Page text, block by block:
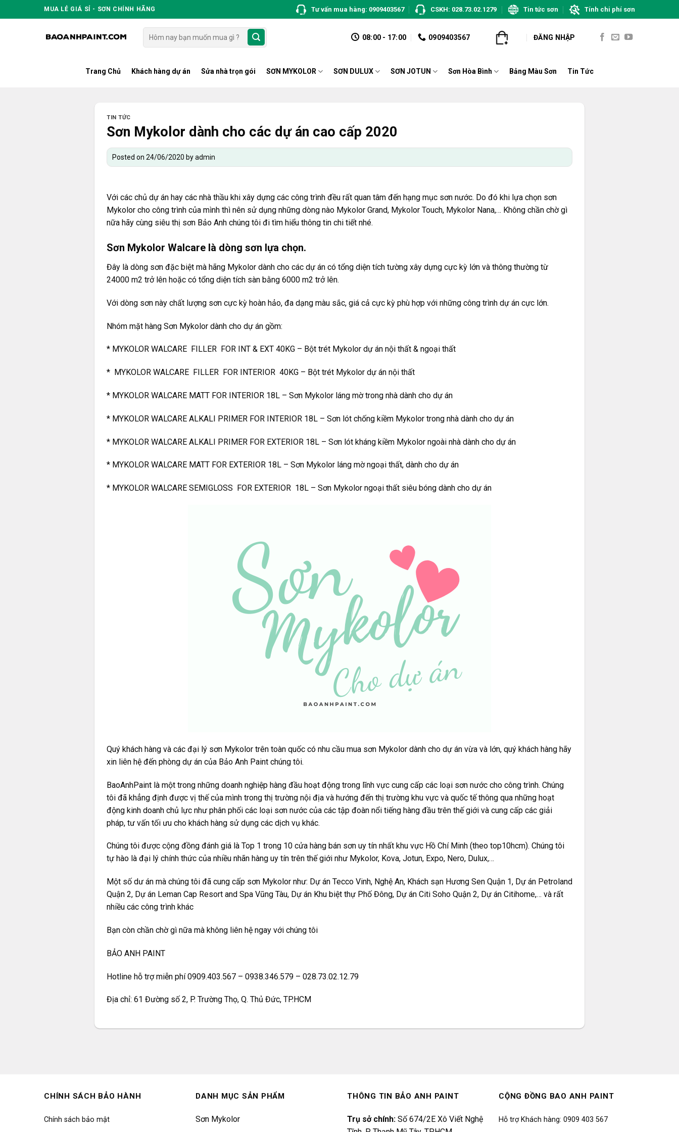
to
MUA LẺ GIÁ SỈ - SƠN CHÍNH HÃNG Tư vấn mua hàng: 0909403567 CSKH: 028.73.02.1279 Tin tức sơn Tính chi phí sơn
Tìm
kiếm:
08:00 - 17:00 0909403567 ĐĂNG NHẬP
Trang Chủ Khách hàng dự án Sửa nhà trọn gói SƠN MYKOLOR SƠN DULUX SƠN JOTUN Sơn Hòa Bình Bảng Màu Sơn Tin Tức
TIN TỨC
Sơn Mykolor dành cho các dự án cao cấp 2020
Posted on 24/06/2020 byadmin
Với các chủ dự án hay các nhà thầu khi xây dựng các công trình đều rất quan tâm đến hạng mục sơn nước. Do đó khi lựa chọn sơn
Mykolor cho công trình của mình thì nên sử dụng những dòng nào Mykolor Grand, Mykolor Touch, Mykolor Nana,… Không chần chờ gì
nữa hãy cùng siêu thị sơn Bảo Anh chúng tôi đi tìm hiểu thông tin chi tiết nhé.
Sơn Mykolor Walcare là dòng sơn lựa chọn.
Đây là dòng sơn đặc biệt mà hãng Mykolor dành cho các dự án có tổng diện tích tường xây dựng cực kỳ lớn và thông thường từ
24000 m2 trở lên hoặc có tổng diện tích sàn bằng 6000 m2 trở lên.
Với dòng sơn này chất lượng sơn cực kỳ hoàn hảo, đa dạng màu sắc, giá cả cực kỳ phù hợp với những công trình dự án cực lớn.
Nhóm mặt hàng Sơn Mykolor dành cho dự án gồm:
* MYKOLOR WALCARE FILLER FOR INT & EXT 40KG – Bột trét Mykolor dự án nội thất & ngoại thất
* MYKOLOR WALCARE FILLER FOR INTERIOR 40KG – Bột trét Mykolor dự án nội thất
* MYKOLOR WALCARE MATT FOR INTERIOR 18L – Sơn Mykolor láng mờ trong nhà dành cho dự án
* MYKOLOR WALCARE ALKALI PRIMER FOR INTERIOR 18L – Sơn lót chống kiềm Mykolor trong nhà dành cho dự án
* MYKOLOR WALCARE ALKALI PRIMER FOR EXTERIOR 18L – Sơn lót kháng kiềm Mykolor ngoài nhà dành cho dự án
* MYKOLOR WALCARE MATT FOR EXTERIOR 18L – Sơn Mykolor láng mờ ngoại thất, dành cho dự án
* MYKOLOR WALCARE SEMIGLOSS FOR EXTERIOR 18L – Sơn Mykolor ngoại thất siêu bóng dành cho dự án
Quý khách hàng và các đại lý sơn Mykolor trên toàn quốc có nhu cầu mua sơn Mykolor dành cho dự án vừa và lớn, quý khách hàng hãy
xin liên hệ đến phòng dự án của Bảo Anh Paint chúng tôi.
BaoAnhPaint là một trong những doanh nghiệp hàng đầu hoạt động trong lĩnh vực cung cấp các loại sơn nước cho công trình. Chúng
tôi đã khẳng định được vị thế của mình trong thị trường nội địa và hướng đến thị trường khu vực và quốc tế thông qua những hoạt
động kinh doanh chủ lực như phân phối các loại sơn nước của các tập đoàn nổi tiếng hàng đầu trên thế giới và cung cấp các giải
pháp, tư vấn tối ưu cho khách hàng sử dụng các dịch vụ khác.
Chúng tôi được cộng đồng đánh giá là Top 1 trong 10 cửa hàng bán sơn uy tín nhất khu vực Hồ Chí Minh (theo top10hcm). Chúng tôi
tự hào là đại lý chính thức của nhiều nhãn hàng uy tín trên thế giới như Mykolor, Kova, Jotun, Expo, Nero, Dulux,…
Một số dư án mà chúng tôi đã cung cấp sơn Mykolor như: Dự án Tecco Vinh, Nghệ An, Khách sạn Hương Sen Quận 1, Dự án Petroland
Quận 2, Dự án Leman Cap Resort and Spa Vũng Tàu, Dự án Khu biệt thự Phố Đông, Dự án Citi Soho Quận 2, Dự án Citihome,… và rất
nhiều các công trình khác
Bạn còn chần chờ gì nữa mà không liên hệ ngay với chúng tôi
BẢO ANH PAINT
Hotline hỗ trợ miễn phí 0909.403.567 – 0938.346.579 – 028.73.02.12.79
Địa chỉ: 61 Đường số 2, P. Trường Thọ, Q. Thủ Đức, TP.HCM
CHÍNH SÁCH BẢO HÀNH
Chính sách bảo mật
DANH MỤC SẢN PHẨM
Sơn Mykolor
THÔNG TIN BẢO ANH PAINT
Trụ sở chính: Số 674/2E Xô Viết Nghệ
CỘNG ĐỒNG BAO ANH PAINT
Hỗ trợ Khách hàng: 0909 403 567